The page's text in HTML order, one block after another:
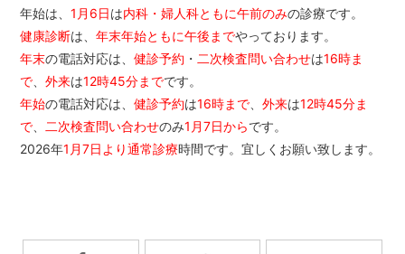
年始は、1月6日は内科・婦人科ともに午前のみの診療です。
健康診断は、年末年始ともに午後までやっております。
年末の電話対応は、健診予約 ・ 二次検査問い合わせは16時ま
で 、外来は12時45分までです。
年始の電話対応は、健診予約は16時まで 、外来は12時45分ま
で
二次検査問い合わせのみ1月7日からです。
2026年1月7日より通常診療時間です。宜しくお願い致します。